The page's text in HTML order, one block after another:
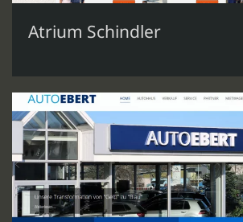
Atrium Schindler